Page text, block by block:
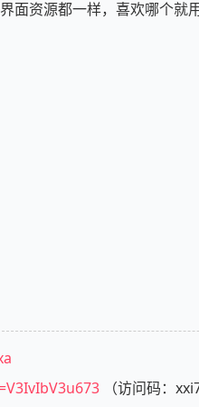
面资源都一样，喜欢哪个就
（访问码：xxi7